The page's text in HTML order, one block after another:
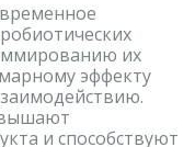
их
эффекту
и способствуют